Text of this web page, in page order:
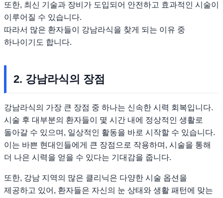
또한, 최신 기술과 장비가 도입되어 안전하고 효과적인 시술이
이루어질 수 있습니다.
따라서 많은 환자들이 강남라식을 찾게 되는 이유 중
하나이기도 합니다.
2. 강남라식의 장점
강남라식의 가장 큰 장점 중 하나는 신속한 시력 회복입니다.
시술 후 대부분의 환자들이 몇 시간 내에 정상적인 생활로
돌아갈 수 있으며, 일상적인 활동을 바로 시작할 수 있습니다.
이는 바쁜 현대인들에게 큰 장점으로 작용하며, 시술을 통해
더 나은 시력을 얻을 수 있다는 기대감을 줍니다.
또한, 강남 지역의 많은 클리닉은 다양한 시술 옵션을
제공하고 있어, 환자들은 자신의 눈 상태와 생활 패턴에 맞는